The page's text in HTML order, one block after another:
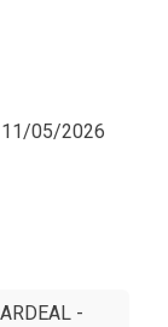
05/2026
-